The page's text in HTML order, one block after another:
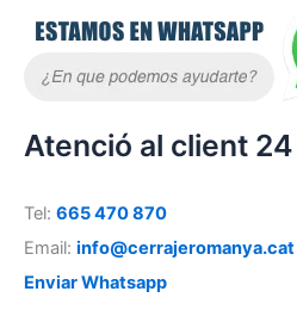
Atenció al client
Tel: 665 470 870
Email: info@cerrajeromanya.cat
Enviar Whatsapp